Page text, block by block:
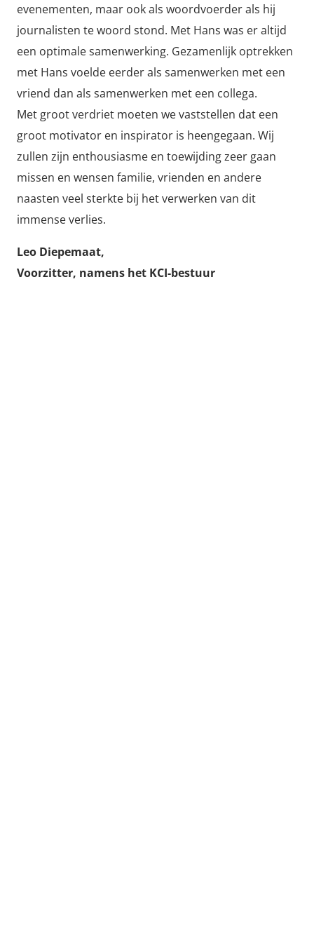
evenementen, maar ook als woordvoerder als hij
journalisten te woord stond. Met Hans was er altijd
een optimale samenwerking. Gezamenlijk optrekken
met Hans voelde eerder als samenwerken met een
vriend dan als samenwerken met een collega.
Met groot verdriet moeten we vaststellen dat een
groot motivator en inspirator is heengegaan. Wij
zullen zijn enthousiasme en toewijding zeer gaan
missen en wensen familie, vrienden en andere
naasten veel sterkte bij het verwerken van dit
immense verlies.
Leo Diepemaat,
Voorzitter, namens het KCI-bestuur